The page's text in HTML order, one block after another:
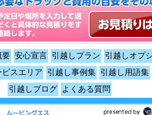
要 安心宣言 引越しプラン
引越しオプ
ビスエリア 引越し事例集 引越し用語集
引越しブログ
よくある質問